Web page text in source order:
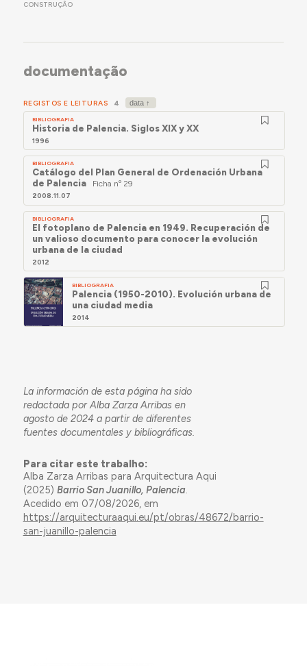
CONSTRUÇÃO
documentação
REGISTOS E LEITURAS 4
BIBLIOGRAFIA
Historia de Palencia. Siglos XIX y XX
1996
BIBLIOGRAFIA
Catálogo del Plan General de Ordenación Urbana
de Palencia
Ficha nº 29
2008.11.07
BIBLIOGRAFIA
El fotoplano de Palencia en 1949. Recuperación de
un valioso documento para conocer la evolución
urbana de la ciudad
2012
BIBLIOGRAFIA
Palencia (1950-2010). Evolución urbana de
una ciudad media
2014
La información de esta página ha sido
redactada por Alba Zarza Arribas en
agosto de 2024 a partir de diferentes
fuentes documentales y bibliográficas.
Para citar este trabalho:
Alba Zarza Arribas para Arquitectura Aqui
(2025) Barrio San Juanillo, Palencia.
Acedido em 07/08/2026, em
https://arquitecturaaqui.eu/pt/obras/48672/barrio-
san-juanillo-palencia